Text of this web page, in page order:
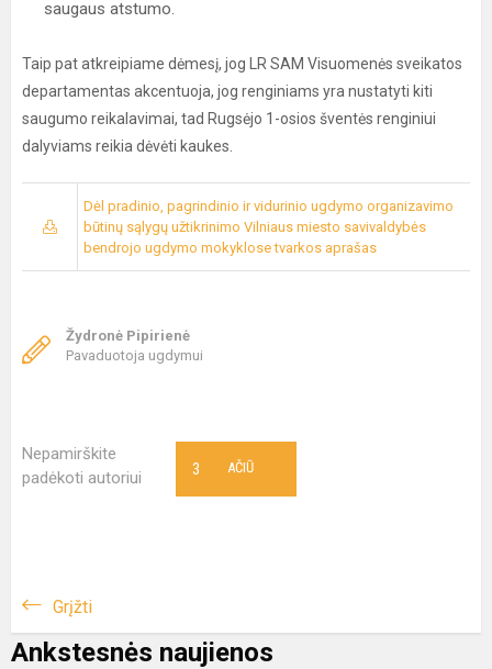
saugaus atstumo.
Taip pat atkreipiame dėmesį, jog LR SAM Visuomenės sveikatos
departamentas akcentuoja, jog renginiams yra nustatyti kiti
saugumo reikalavimai, tad Rugsėjo 1-osios šventės renginiui
dalyviams reikia dėvėti kaukes.
Dėl pradinio, pagrindinio ir vidurinio ugdymo organizavimo
būtinų sąlygų užtikrinimo Vilniaus miesto savivaldybės
bendrojo ugdymo mokyklose tvarkos aprašas
Žydronė Pipirienė
Pavaduotoja ugdymui
Nepamirškite
padėkoti autoriui
AČIŪ
3
Grįžti
Ankstesnės naujienos